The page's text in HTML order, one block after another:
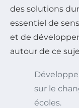
des solutions
essentiel de
et de
autour de ce
sur le
écoles.